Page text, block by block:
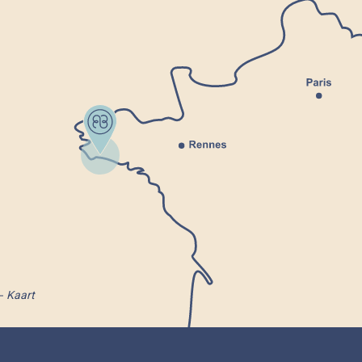
Kaart